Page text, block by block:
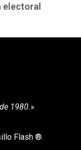
electoral
1980.»
Flash ®.